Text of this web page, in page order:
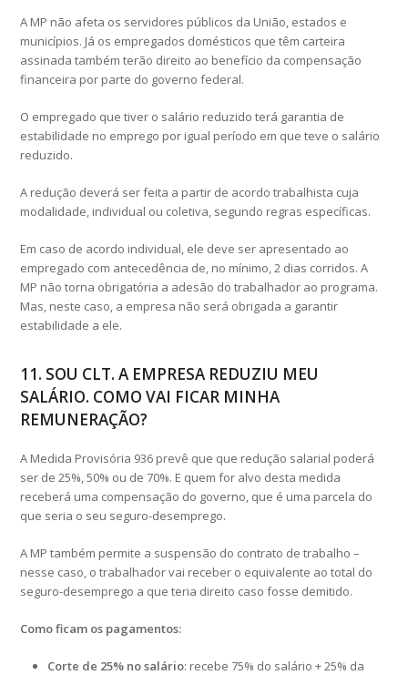
A MP não afeta os servidores públicos da União, estados e
municípios. Já os empregados domésticos que têm carteira
assinada também terão direito ao benefício da compensação
financeira por parte do governo federal.
O empregado que tiver o salário reduzido terá garantia de
estabilidade no emprego por igual período em que teve o salário
reduzido.
A redução deverá ser feita a partir de acordo trabalhista cuja
modalidade, individual ou coletiva, segundo regras específicas.
Em caso de acordo individual, ele deve ser apresentado ao
empregado com antecedência de, no mínimo, 2 dias corridos. A
MP não torna obrigatória a adesão do trabalhador ao programa.
Mas, neste caso, a empresa não será obrigada a garantir
estabilidade a ele.
11. SOU CLT. A EMPRESA REDUZIU MEU
SALÁRIO. COMO VAI FICAR MINHA
REMUNERAÇÃO?
A Medida Provisória 936 prevê que que redução salarial poderá
ser de 25%, 50% ou de 70%. E quem for alvo desta medida
receberá uma compensação do governo, que é uma parcela do
que seria o seu seguro-desemprego.
A MP também permite a suspensão do contrato de trabalho –
nesse caso, o trabalhador vai receber o equivalente ao total do
seguro-desemprego a que teria direito caso fosse demitido.
Como ficam os pagamentos:
Corte de 25% no salário: recebe 75% do salário + 25% da